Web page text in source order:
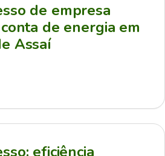
de empresa
de energia em
Assaí
eficiência